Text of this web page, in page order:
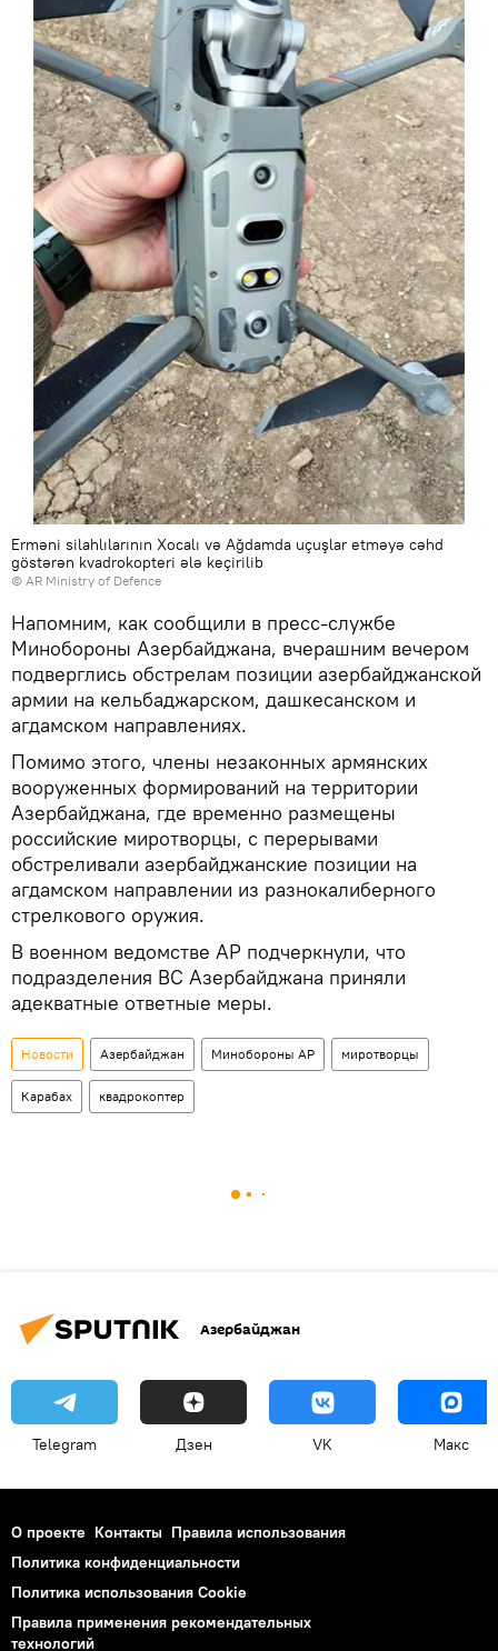
Erməni silahlılarının Xocalı və Ağdamda uçuşlar etməyə cəhd
göstərən kvadrokopteri ələ keçirilib
© AR Ministry of Defence
Напомним, как сообщили в пресс-службе
Минобороны Азербайджана, вчерашним вечером
подверглись обстрелам позиции азербайджанской
армии на кельбаджарском, дашкесанском и
агдамском направлениях.
Помимо этого, члены незаконных армянских
вооруженных формирований на территории
Азербайджана, где временно размещены
российские миротворцы, с перерывами
обстреливали азербайджанские позиции на
агдамском направлении из разнокалиберного
стрелкового оружия.
В военном ведомстве АР подчеркнули, что
подразделения ВС Азербайджана приняли
адекватные ответные меры.
Новости Азербайджан Минобороны АР миротворцы
Карабах квадрокоптер
Азербайджан
Telegram Дзен VK Макс
О проекте Контакты Правила использования
Политика конфиденциальности
Политика использования Cookie
Правила применения рекомендательных
технологий